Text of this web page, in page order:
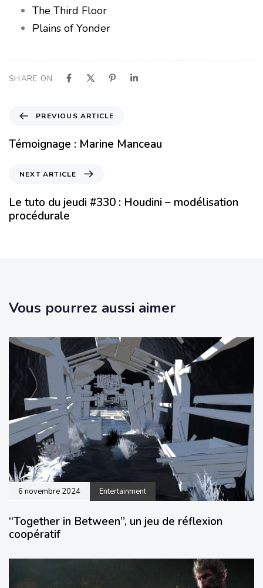
The Third Floor
Plains of Yonder
SHARE ON
PREVIOUS ARTICLE
Témoignage : Marine Manceau
NEXT ARTICLE
Le tuto du jeudi #330 : Houdini – modélisation
procédurale
Vous pourrez aussi aimer
6 novembre 2024 Entertainment
“Together in Between”, un jeu de réflexion
coopératif